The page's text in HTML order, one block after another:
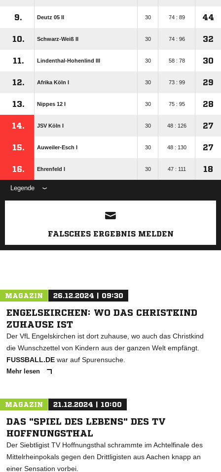
9. Deutz 05 II 30 74 : 89 44
10. Schwarz-Weiß II 30 74 : 96 32
11. Lindenthal-Hohenlind III 30 58 : 78 30
12. Afrika Köln I 30 73 : 99 29
13. Nippes 12 I 30 75 : 95 28
14. JSV Köln I 30 48 : 126 27
15. Auweiler-Esch I 30 48 : 130 27
16. Ehrenfeld I 30 47 : 111 18
Legende
ANZEIGE
FALSCHES ERGEBNIS MELDEN
MAGAZIN 26.12.2024 | 09:30
ENGELSKIRCHEN: WO DAS CHRISTKIND
ZUHAUSE IST
Der VfL Engelskirchen ist dort zuhause, wo auch das Christkind
die Wunschzettel von Kindern aus der ganzen Welt empfängt.
FUSSBALL.DE war auf Spurensuche.
Mehr lesen
MAGAZIN 21.12.2024 | 10:00
DAS "SPIEL DES LEBENS" DES TV
HOFFNUNGSTHAL
Der Siebtligist TV Hoffnungsthal schrammte im Achtelfinale des
Mittelrheinpokals gegen den Drittligisten aus Aachen knapp an
einer Sensation vorbei.